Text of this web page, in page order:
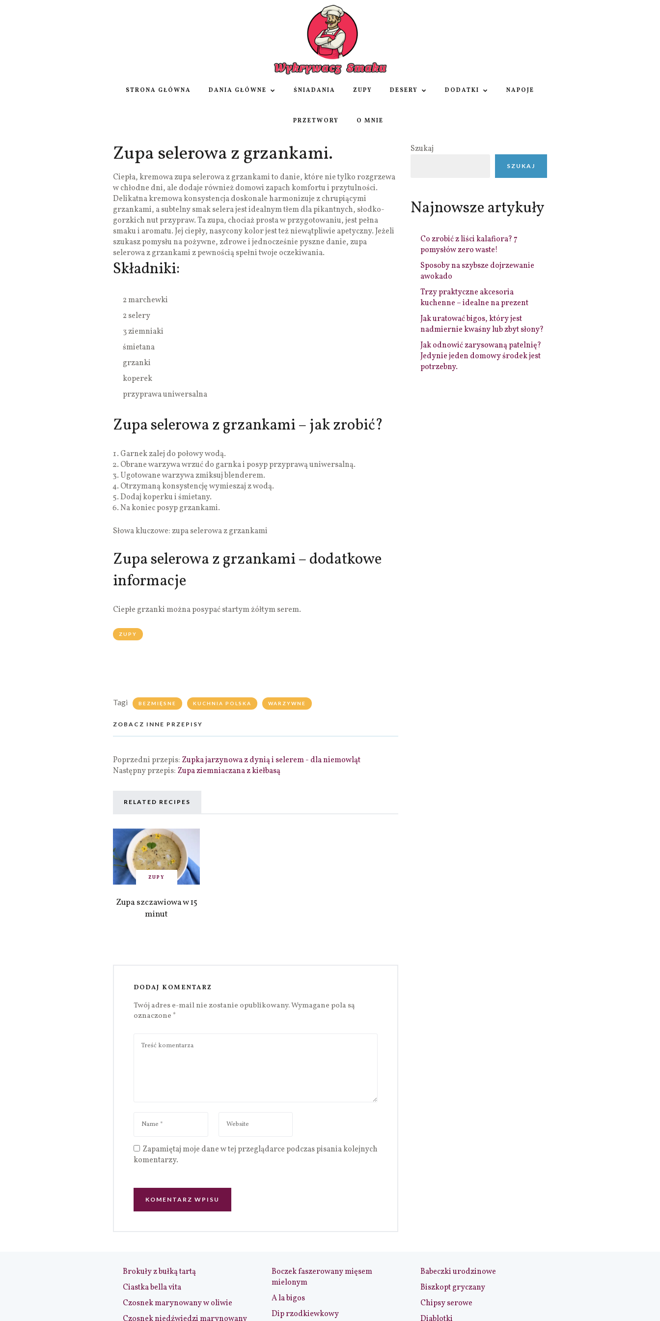
STRONA GŁÓWNA DANIA GŁÓWNE ŚNIADANIA ZUPY DESERY DODATKI NAPOJE
PRZETWORY O MNIE
Zupa selerowa z grzankami.
Ciepła, kremowa zupa selerowa z grzankami to danie, które nie tylko rozgrzewa
w chłodne dni, ale dodaje również domowi zapach komfortu i przytulności.
Delikatna kremowa konsystencja doskonale harmonizuje z chrupiącymi
grzankami, a subtelny smak selera jest idealnym tłem dla pikantnych, słodko-
gorzkich nut przypraw. Ta zupa, chociaż prosta w przygotowaniu, jest pełna
smaku i aromatu. Jej ciepły, nasycony kolor jest też niewątpliwie apetyczny. Jeżeli
szukasz pomysłu na pożywne, zdrowe i jednocześnie pyszne danie, zupa
selerowa z grzankami z pewnością spełni twoje oczekiwania.
Składniki:
2 marchewki
2 selery
3 ziemniaki
śmietana
grzanki
koperek
przyprawa uniwersalna
Zupa selerowa z grzankami – jak zrobić?
Garnek zalej do połowy wodą.
Obrane warzywa wrzuć do garnka i posyp przyprawą uniwersalną.
Ugotowane warzywa zmiksuj blenderem.
Otrzymaną konsystencję wymieszaj z wodą.
Dodaj koperku i śmietany.
Na koniec posyp grzankami.
Słowa kluczowe: zupa selerowa z grzankami
Zupa selerowa z grzankami – dodatkowe
informacje
Ciepłe grzanki można posypać startym żółtym serem.
ZUPY
Tagi BEZMIĘSNE KUCHNIA POLSKA WARZYWNE
ZOBACZ INNE PRZEPISY
Poprzedni przepis: Zupka jarzynowa z dynią i selerem - dla niemowląt
Następny przepis: Zupa ziemniaczana z kiełbasą
RELATED RECIPES
ZUPY
Zupa szczawiowa w 15
minut
DODAJ KOMENTARZ
Twój adres e-mail nie zostanie opublikowany.Wymagane pola są
oznaczone *
Zapamiętaj moje dane w tej przeglądarce podczas pisania kolejnych
komentarzy.
Szukaj
SZUKAJ
Najnowsze artykuły
Co zrobić z liści kalafiora? 7
pomysłów zero waste!
Sposoby na szybsze dojrzewanie
awokado
Trzy praktyczne akcesoria
kuchenne – idealne na prezent
Jak uratować bigos, który jest
nadmiernie kwaśny lub zbyt słony?
Jak odnowić zarysowaną patelnię?
Jedynie jeden domowy środek jest
potrzebny.
Brokuły z bułką tartą
Ciastka bella vita
Czosnek marynowany w oliwie
Czosnek niedźwiedzi marynowany
Boczek faszerowany mięsem
mielonym
A la bigos
Dip rzodkiewkowy
Babeczki urodzinowe
Biszkopt gryczany
Chipsy serowe
Diablotki